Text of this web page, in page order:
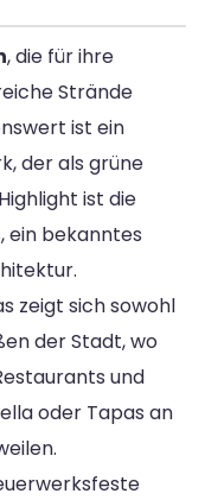
, die für ihre
Strände
ist ein
der als grüne
ist die
ein bekanntes
zeigt sich sowohl
der Stadt, wo
und
oder Tapas an